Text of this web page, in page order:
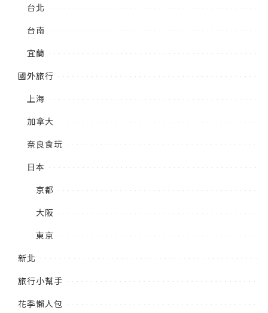
台北
台南
宜蘭
國外旅行
上海
加拿大
奈良食玩
日本
京都
大阪
東京
新北
旅行小幫手
花季懶人包